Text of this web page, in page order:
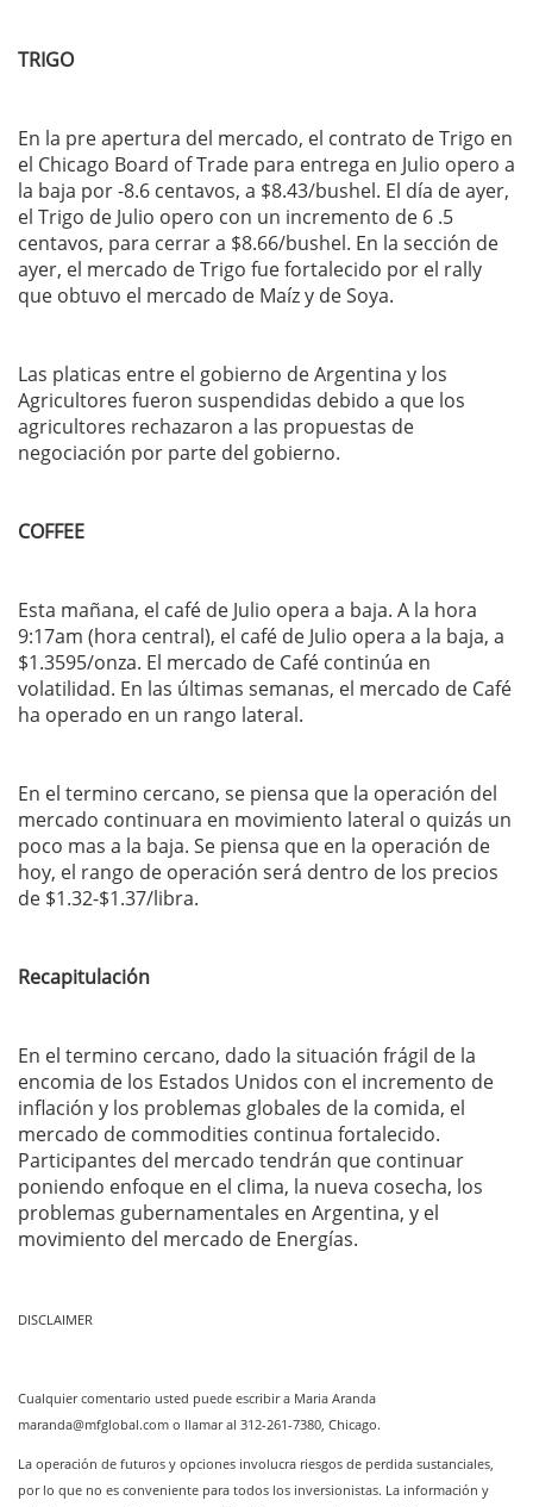
TRIGO
En la pre apertura del mercado, el contrato de Trigo en
el Chicago Board of Trade para entrega en Julio opero a
la baja por -8.6 centavos, a $8.43/bushel. El día de ayer,
el Trigo de Julio opero con un incremento de 6 .5
centavos, para cerrar a $8.66/bushel. En la sección de
ayer, el mercado de Trigo fue fortalecido por el rally
que obtuvo el mercado de Maíz y de Soya.
Las platicas entre el gobierno de Argentina y los
Agricultores fueron suspendidas debido a que los
agricultores rechazaron a las propuestas de
negociación por parte del gobierno.
COFFEE
Esta mañana, el café de Julio opera a baja. A la hora
9:17am (hora central), el café de Julio opera a la baja, a
$1.3595/onza. El mercado de Café continúa en
volatilidad. En las últimas semanas, el mercado de Café
ha operado en un rango lateral.
En el termino cercano, se piensa que la operación del
mercado continuara en movimiento lateral o quizás un
poco mas a la baja. Se piensa que en la operación de
hoy, el rango de operación será dentro de los precios
de $1.32-$1.37/libra.
Recapitulación
En el termino cercano, dado la situación frágil de la
encomia de los Estados Unidos con el incremento de
inflación y los problemas globales de la comida, el
mercado de commodities continua fortalecido.
Participantes del mercado tendrán que continuar
poniendo enfoque en el clima, la nueva cosecha, los
problemas gubernamentales en Argentina, y el
movimiento del mercado de Energías.
DISCLAIMER
Cualquier comentario usted puede escribir a Maria Aranda
maranda@mfglobal.com o llamar al 312-261-7380, Chicago.
La operación de futuros y opciones involucra riesgos de perdida sustanciales,
por lo que no es conveniente para todos los inversionistas. La información y